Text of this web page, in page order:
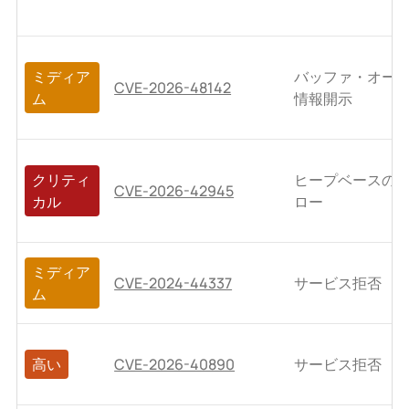
ミディア
ム
CVE-2026-48142
バッファ・オー
情報開示
クリティ
カル
CVE-2026-42945
ヒープベースの
ロー
ミディア
ム
CVE-2024-44337 サービス拒否
高い CVE-2026-40890 サービス拒否